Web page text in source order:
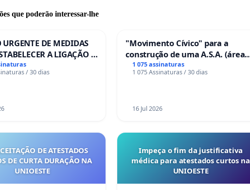
que poderão interessar-lhe
DE MEDIDAS
A LIGAÇÃO -
129
/ 30 dias
"Movimento Cívico" para a
construção de uma A.S.A. (área
de serviços para autocaravanas)
em Coimbra
1 075 assinaturas
1 075 Assinaturas / 30 dias
16 Jul 2026
DE ATESTADOS
DE CURTA DURAÇÃO NA
UNIOESTE
Impeça o fim da justificativa
médica para atestados curtos na
UNIOESTE